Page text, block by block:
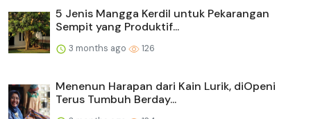
5 Jenis Mangga Kerdil untuk Pekarangan
Sempit yang Produktif...
3 months ago 126
Menenun Harapan dari Kain Lurik, diOpeni
Terus Tumbuh Berday...